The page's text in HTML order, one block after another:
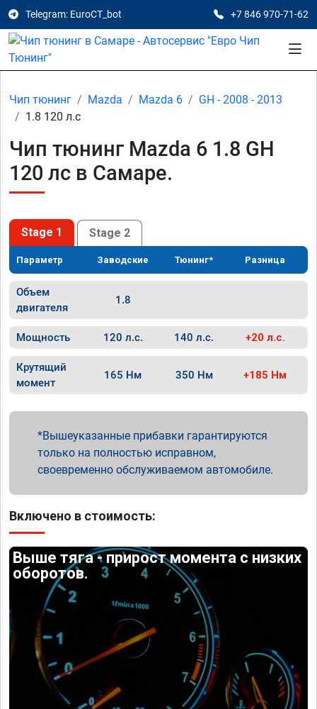
Telegram: EuroCT_bot +7 846 970-71-62
Чип тюнинг Mazda Mazda 6
GH - 2008 - 2013
1.8 120 л.с
Чип тюнинг Mazda 6 1.8 GH
120 лс в Самаре.
Stage 1 Stage 2
Параметр Заводские Тюнинг* Разница
Объем
двигателя
1.8
Мощность 120 л.с. 140 л.с. +20 л.с.
Крутящий
момент
165 Нм 350 Нм +185 Нм
Вышеуказанные прибавки гарантируются
только на полностью исправном,
своевременно обслуживаемом автомобиле.
Включено в стоимость:
Выше тяга - прирост момента с низких
оборотов.